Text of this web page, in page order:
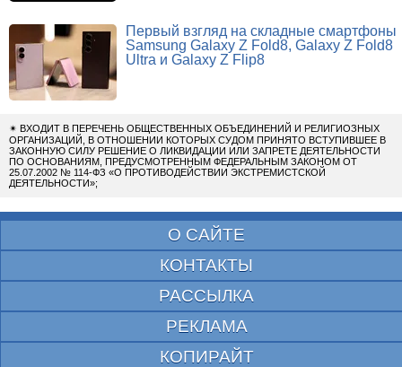
Первый взгляд на складные смартфоны
Samsung Galaxy Z Fold8, Galaxy Z Fold8
Ultra и Galaxy Z Flip8
✴ ВХОДИТ В ПЕРЕЧЕНЬ ОБЩЕСТВЕННЫХ ОБЪЕДИНЕНИЙ И РЕЛИГИОЗНЫХ
ОРГАНИЗАЦИЙ, В ОТНОШЕНИИ КОТОРЫХ СУДОМ ПРИНЯТО ВСТУПИВШЕЕ В
ЗАКОННУЮ СИЛУ РЕШЕНИЕ О ЛИКВИДАЦИИ ИЛИ ЗАПРЕТЕ ДЕЯТЕЛЬНОСТИ
ПО ОСНОВАНИЯМ, ПРЕДУСМОТРЕННЫМ ФЕДЕРАЛЬНЫМ ЗАКОНОМ ОТ
25.07.2002 № 114-ФЗ «О ПРОТИВОДЕЙСТВИИ ЭКСТРЕМИСТСКОЙ
ДЕЯТЕЛЬНОСТИ»;
О САЙТЕ
КОНТАКТЫ
РАССЫЛКА
РЕКЛАМА
КОПИРАЙТ